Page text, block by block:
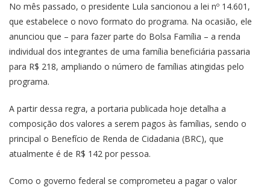
No mês passado, o presidente Lula sancionou a lei nº 14.601,
que estabelece o novo formato do programa. Na ocasião, ele
anunciou que – para fazer parte do Bolsa Família – a renda
individual dos integrantes de uma família beneficiária passaria
para R$ 218, ampliando o número de famílias atingidas pelo
programa.
A partir dessa regra, a portaria publicada hoje detalha a
composição dos valores a serem pagos às famílias, sendo o
principal o Benefício de Renda de Cidadania (BRC), que
atualmente é de R$ 142 por pessoa.
Como o governo federal se comprometeu a pagar o valor